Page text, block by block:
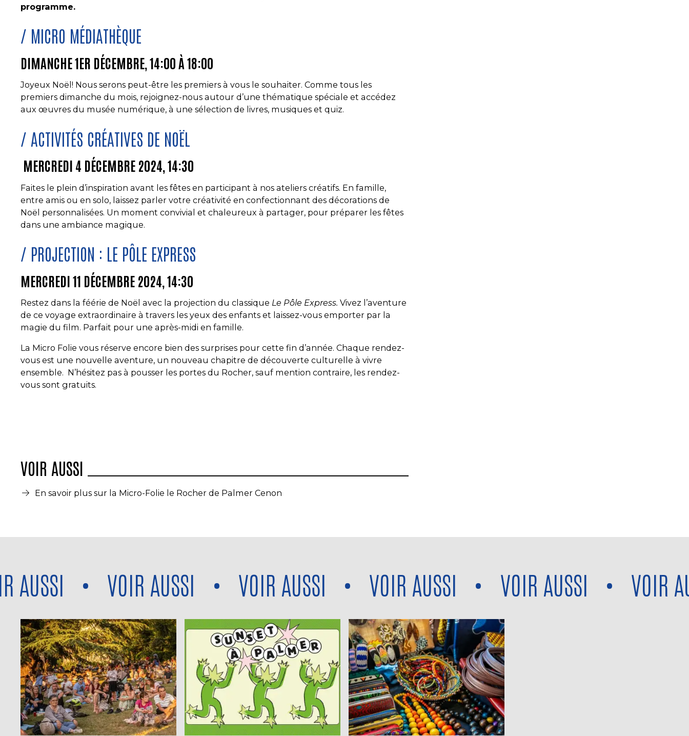
programme.
MICRO MÉDIATHÈQUE
DIMANCHE 1ER DÉCEMBRE, 14:00 À 18:00
Joyeux Noël! Nous serons peut-être les premiers à vous le souhaiter. Comme tous les
premiers dimanche du mois, rejoignez-nous autour d’une thématique spéciale etaccédez
aux œuvres du musée numérique, à une sélection de livres, musiques et quiz.
ACTIVITÉS CRÉATIVES DE NOËL
MERCREDI 4 DÉCEMBRE 2024, 14:30
Faites le plein d’inspiration avant les fêtes en participant à nos ateliers créatifs. En famille,
entre amis ou en solo, laissez parler votre créativité en confectionnant des décorations de
Noël personnalisées. Un moment convivial et chaleureux à partager, pour préparer les fêtes
dans une ambiance magique.
PROJECTION : LE PÔLE EXPRESS
MERCREDI 11 DÉCEMBRE 2024, 14:30
Restez dans la féérie de Noël avec la projection du classique Le Pôle Express. Vivez l’aventure
de ce voyage extraordinaire à travers les yeux des enfants et laissez-vous emporter par la
magie du film. Parfait pour une après-midi en famille.
La Micro Folie vous réserve encore bien des surprises pour cette fin d’année. Chaque rendez-
vous est une nouvelle aventure, un nouveau chapitre de découverte culturelle à vivre
ensemble. N’hésitez pas à pousser les portes du Rocher, sauf mention contraire, les rendez-
vous sont gratuits.
VOIR AUSSI
En savoir plus sur la Micro-Folie le Rocher de PalmerCenon
Voir aussi• VOIR AUSSI • VOIR AUSSI • VOIR AUSSI • VOIR AUSSI • VOIR